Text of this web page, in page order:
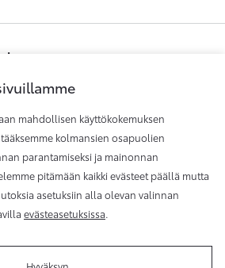
mahdollisen käyttökokemuksen
kolmansien osapuolien
parantamiseksi ja mainonnan
pitämään kaikki evästeet päällä mutta
asetuksiin alla olevan valinnan
evästeasetuksissa.